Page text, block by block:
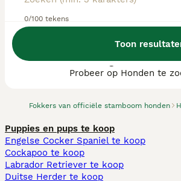
0/100 tekens
Toon
Fokkers van officiële stamboom honden
We hebben 0 Basenji
gevonden.
Probeer op Honden te
Puppies en pups te koop
Engelse Cocker Spaniel te koop
Cockapoo te koop
Labrador Retriever te koop
Duitse Herder te koop